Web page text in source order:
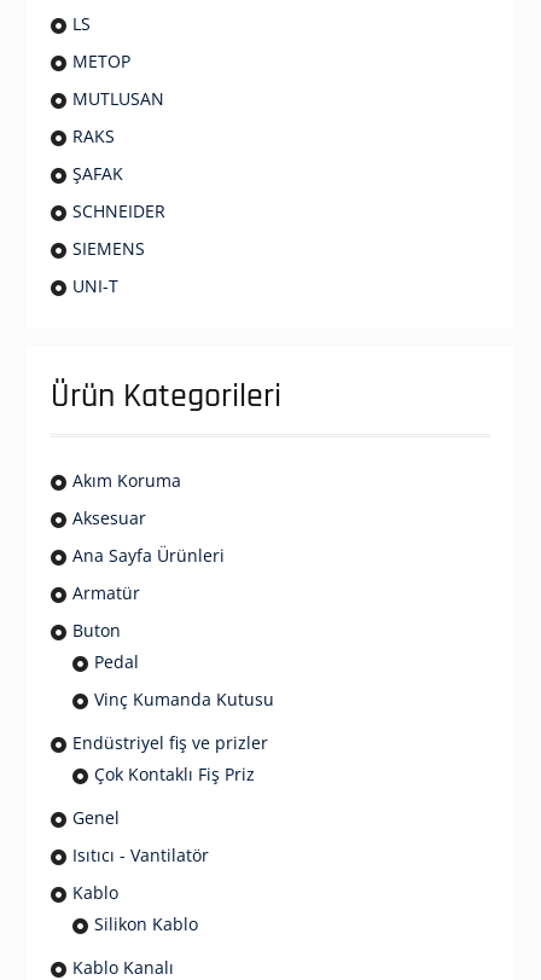
LS
METOP
MUTLUSAN
RAKS
ŞAFAK
SCHNEIDER
SIEMENS
UNI-T
Ürün Kategorileri
Akım Koruma
Aksesuar
Ana Sayfa Ürünleri
Armatür
Buton
Pedal
Vinç Kumanda Kutusu
Endüstriyel fiş ve prizler
Çok Kontaklı Fiş Priz
Genel
Isıtıcı - Vantilatör
Kablo
Silikon Kablo
Kablo Kanalı